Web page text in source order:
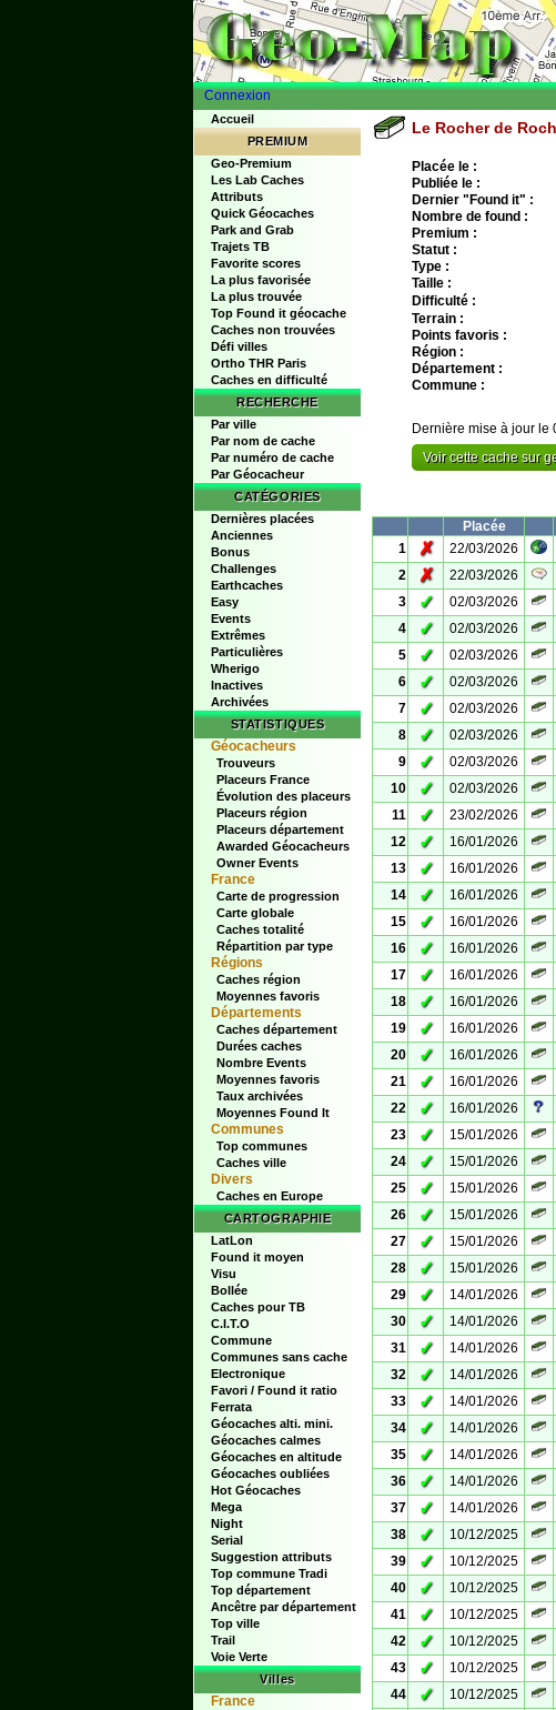
Connexion
Accueil
PREMIUM
Geo-Premium
Les Lab Caches
Attributs
Quick Géocaches
Park and Grab
Trajets TB
Favorite scores
La plus favorisée
La plus trouvée
Top Found it géocache
Caches non trouvées
Défi villes
Ortho THR Paris
Caches en difficulté
RECHERCHE
Par ville
Par nom de cache
Par numéro de cache
Par Géocacheur
CATÉGORIES
Dernières placées
Anciennes
Bonus
Challenges
Earthcaches
Easy
Events
Extrêmes
Particulières
Wherigo
Inactives
Archivées
STATISTIQUES
Géocacheurs
Trouveurs
Placeurs France
Évolution des placeurs
Placeurs région
Placeurs département
Awarded Géocacheurs
Owner Events
France
Carte de progression
Carte globale
Caches totalité
Répartition par type
Régions
Caches région
Moyennes favoris
Départements
Caches département
Durées caches
Nombre Events
Moyennes favoris
Taux archivées
Moyennes Found It
Communes
Top communes
Caches ville
Divers
Caches en Europe
CARTOGRAPHIE
LatLon
Found it moyen
Visu
Bollée
Caches pour TB
C.I.T.O
Commune
Communes sans cache
Electronique
Favori / Found it ratio
Ferrata
Géocaches alti. mini.
Géocaches calmes
Géocaches en altitude
Géocaches oubliées
Hot Géocaches
Mega
Night
Serial
Suggestion attributs
Top commune Tradi
Top département
Ancêtre par département
Top ville
Trail
Voie Verte
Villes
France
Le Rocher de
Placée le :
Publiée le :
Dernier "Found it" :
Nombre de found :
Premium :
Statut :
Type :
Taille :
Difficulté :
Terrain :
Points favoris :
Région :
Département :
Commune :
Dernière mise à jour le
Voir cette cache sur
Placée
1
✗ 22/03/2026
2
✗ 22/03/2026
3
✓ 02/03/2026
4
✓ 02/03/2026
5
✓ 02/03/2026
6
✓ 02/03/2026
7
✓ 02/03/2026
8
✓ 02/03/2026
9
✓ 02/03/2026
10
✓ 02/03/2026
11
✓ 23/02/2026
12
✓ 16/01/2026
13
✓ 16/01/2026
14
✓ 16/01/2026
15
✓ 16/01/2026
16
✓ 16/01/2026
17
✓ 16/01/2026
18
✓ 16/01/2026
19
✓ 16/01/2026
20
✓ 16/01/2026
21
✓ 16/01/2026
22
✓ 16/01/2026
23
✓ 15/01/2026
24
✓ 15/01/2026
25
✓ 15/01/2026
26
✓ 15/01/2026
27
✓ 15/01/2026
28
✓ 15/01/2026
29
✓ 14/01/2026
30
✓ 14/01/2026
31
✓ 14/01/2026
32
✓ 14/01/2026
33
✓ 14/01/2026
34
✓ 14/01/2026
35
✓ 14/01/2026
36
✓ 14/01/2026
37
✓ 14/01/2026
38
✓ 10/12/2025
39
✓ 10/12/2025
40
✓ 10/12/2025
41
✓ 10/12/2025
42
✓ 10/12/2025
43
✓ 10/12/2025
44
✓ 10/12/2025